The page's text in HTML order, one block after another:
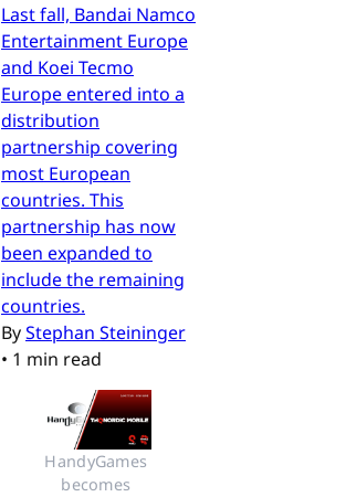
Last fall, Bandai Namco
Entertainment Europe
and Koei Tecmo
Europe entered into a
distribution
partnership covering
most European
countries. This
partnership has now
been expanded to
include the remaining
countries.
ByStephan Steininger
• 1 min read
HandyGames
becomes